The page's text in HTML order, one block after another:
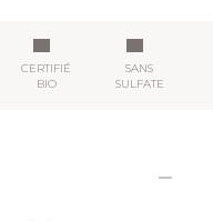
CERTIFIÉ
BIO
SANS
SULFATE